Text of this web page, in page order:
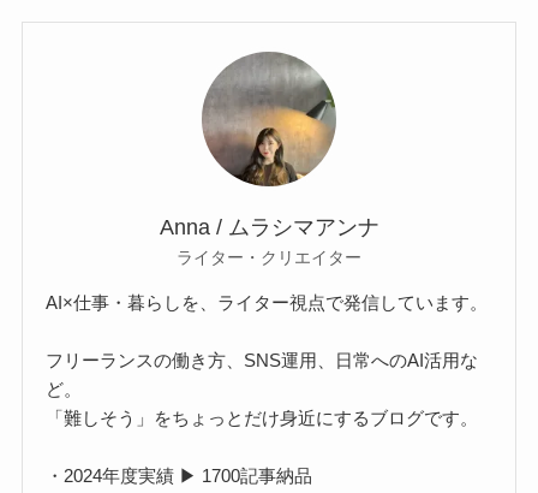
Anna / ムラシマアンナ
ライター・クリエイター
AI×仕事・暮らしを、ライター視点で発信しています。
フリーランスの働き方、SNS運用、日常へのAI活用な
ど。
「難しそう」をちょっとだけ身近にするブログです。
・2024年度実績 ▶ 1700記事納品